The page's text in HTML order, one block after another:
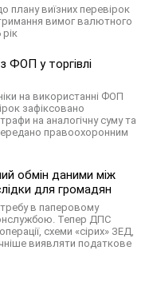
плану виїзних перевірок
вимог валютного
ФОП у торгівлі
на використанні ФОП
зафіксовано
на аналогічну суму та
правоохоронним
обмін даними між
для громадян
в паперовому
Тепер ДПС
схеми «сірих» ЗЕД,
виявляти податкове